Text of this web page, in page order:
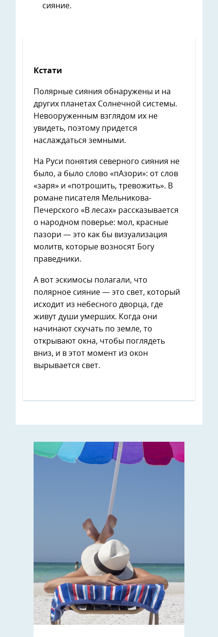
сияние.
Кстати
Полярные сияния обнаружены и на
других планетах Солнечной системы.
Невооруженным взглядом их не
увидеть, поэтому придется
наслаждаться земными.
На Руси понятия северного сияния не
было, а было слово «пАзори»: от слов
«заря» и «потрошить, тревожить». В
романе писателя Мельникова-
Печерского «В лесах» рассказывается
о народном поверье: мол, красные
пазори — это как бы визуализация
молитв, которые возносят Богу
праведники.
А вот эскимосы полагали, что
полярное сияние — это свет, который
исходит из небесного дворца, где
живут души умерших. Когда они
начинают скучать по земле, то
открывают окна, чтобы поглядеть
вниз, и в этот момент из окон
вырывается свет.